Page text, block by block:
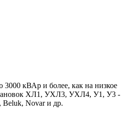
кВАр и более, как на низкое
ХЛ1, УХЛ3, УХЛ4, У1, У3 -
Beluk, Novar и др.